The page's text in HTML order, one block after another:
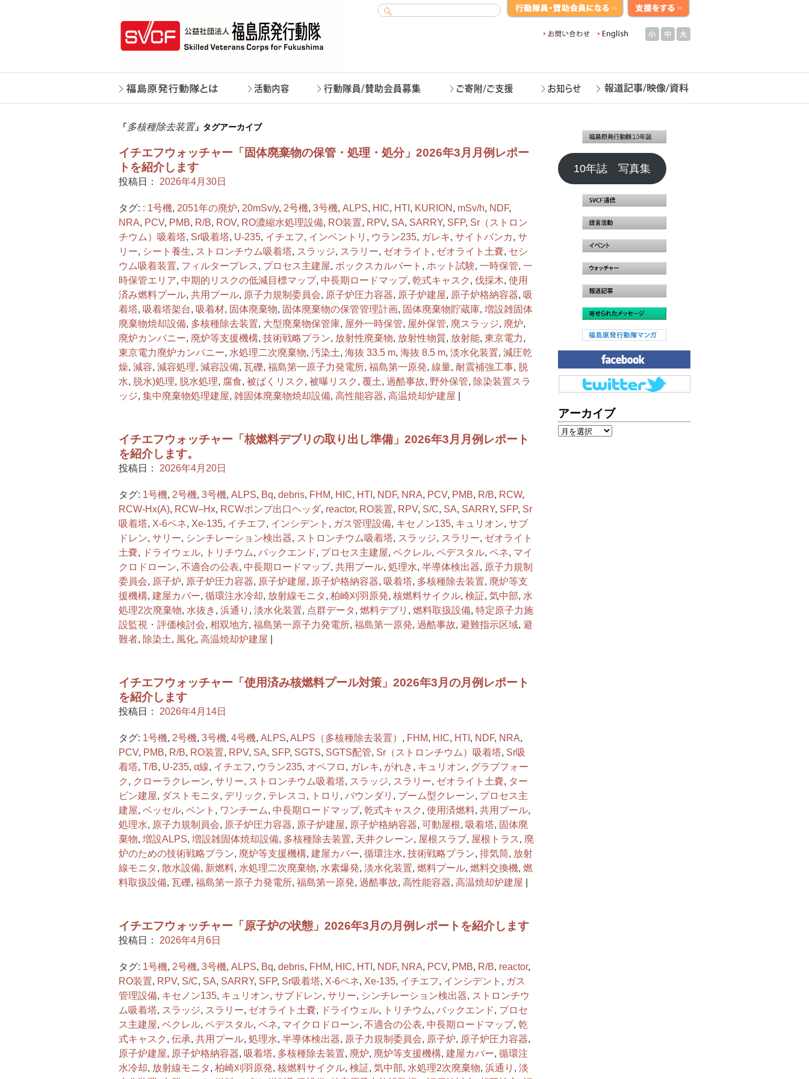
小 中 大
「多核種除去装置」タグアーカイブ
イチエフウォッチャー「固体廃棄物の保管・処理・処分」2026年3月月例レポー
トを紹介します
投稿日： 2026年4月30日
タグ: : 1号機, 2051年の廃炉, 20mSv/y, 2号機, 3号機, ALPS, HIC, HTI , KURION , mSv/h, NDF,
NRA, PCV, PMB, R/B, ROV, RO濃縮水処理設備, RO装置, RPV, SA, SARRY, SFP, Sr（ストロン
チウム）吸着塔, Sr吸着塔, U-235, イチエフ, インベントリ , ウラン235, ガレキ, サイトバンカ, サ
リー, シート養生, ストロンチウム吸着塔, スラッジ, スラリー, ゼオライト , ゼオライト土嚢, セシ
ウム吸着装置, フィルタープレス , プロセス主建屋, ボックスカルバート , ホット試験, 一時保管, 一
時保管エリア, 中期的リスクの低減目標マップ, 中長期ロードマップ, 乾式キャスク , 伐採木, 使用
済み燃料プール, 共用プール, 原子力規制委員会, 原子炉圧力容器, 原子炉建屋, 原子炉格納容器, 吸
着塔, 吸着塔架台, 吸着材, 固体廃棄物, 固体廃棄物の保管管理計画, 固体廃棄物貯蔵庫, 増設雑固体
廃棄物焼却設備, 多核種除去装置, 大型廃棄物保管庫, 屋外一時保管, 屋外保管, 廃スラッジ, 廃炉,
廃炉カンパニー, 廃炉等支援機構, 技術戦略プラン, 放射性廃棄物, 放射性物質, 放射能, 東京電力,
東京電力廃炉カンパニー, 水処理二次廃棄物, 汚染土, 海抜 33.5 m, 海抜 8.5 m, 淡水化装置, 減圧乾
燥, 減容, 減容処理, 減容設備, 瓦礫, 福島第一原子力発電所, 福島第一原発, 線量, 耐震補強工事, 脱
水, 脱水)処理, 脱水処理, 腐食, 被ばくリスク , 被曝リスク , 覆土, 過酷事故, 野外保管, 除染装置スラ
ッジ, 集中廃棄物処理建屋, 雑固体廃棄物焼却設備, 高性能容器, 高温焼却炉建屋
イチエフウォッチャー「核燃料デブリの取り出し準備」2026年3月月例レポート
を紹介します。
投稿日： 2026年4月20日
タグ: 1号機, 2号機, 3号機, ALPS, Bq, debris, FHM, HIC, HTI , NDF, NRA, PCV, PMB, R/B, RCW,
RCW-Hx(A), RCW–Hx, RCWポンプ出口ヘッダ, reactor, RO装置, RPV, S/C, SA, SARRY, SFP, Sr
吸着塔, X-6ペネ, Xe-135, イチエフ, インシデント , ガス管理設備, キセノン135, キュリオン, サブ
ドレン, サリー, シンチレーション検出器, ストロンチウム吸着塔, スラッジ, スラリー, ゼオライト
⼟嚢, ドライウェル, トリチウム, バックエンド, プロセス主建屋, ベクレル, ペデスタル, ペネ, マイ
クロドローン, 不適合の公表, 中長期ロードマップ, 共用プール, 処理水, 半導体検出器, 原子力規制
委員会, 原子炉, 原子炉圧力容器, 原子炉建屋, 原子炉格納容器, 吸着塔, 多核種除去装置, 廃炉等支
援機構, 建屋カバー, 循環注水冷却, 放射線モニタ , 柏崎刈羽原発, 核燃料サイクル, 検証, 気中部, 水
処理2次廃棄物, 水抜き , 浜通り , 淡水化装置, 点群データ , 燃料デブリ , 燃料取扱設備, 特定原子力施
設監視・評価検討会, 相双地方, 福島第一原子力発電所, 福島第一原発, 過酷事故, 避難指示区域, 避
難者, 除染土, 風化, 高温焼却炉建屋
イチエフウォッチャー「使用済み核燃料プール対策」2026年3月の月例レポート
を紹介します
投稿日： 2026年4月14日
タグ: 1号機, 2号機, 3号機, 4号機, ALPS, ALPS（多核種除去装置） , FHM, HIC, HTI , NDF, NRA,
PCV, PMB, R/B, RO装置, RPV, SA, SFP, SGTS, SGTS配管, Sr（ストロンチウム）吸着塔, Sr吸
着塔, T/B, U-235, α線, イチエフ, ウラン235, オペフロ , ガレキ, がれき , キュリオン, グラブフォー
ク , クローラクレーン, サリー, ストロンチウム吸着塔, スラッジ, スラリー, ゼオライト⼟嚢, ター
ビン建屋, ダストモニタ , デリック , テレスコ , トロリ , バウンダリ , ブーム型クレーン, プロセス主
建屋, ベッセル, ベント , ワンチーム, 中長期ロードマップ, 乾式キャスク , 使用済燃料, 共用プール,
処理水, 原子力規制員会, 原子炉圧力容器, 原子炉建屋, 原子炉格納容器, 可動屋根, 吸着塔, 固体廃
棄物, 増設ALPS, 増設雑固体焼却設備, 多核種除去装置, 天井クレーン, 屋根スラブ, 屋根トラス , 廃
炉のための技術戦略プラン, 廃炉等支援機構, 建屋カバー, 循環注水, 技術戦略プラン, 排気筒, 放射
線モニタ , 散水設備, 新燃料, 水処理二次廃棄物, 水素爆発, 淡水化装置, 燃料プール, 燃料交換機, 燃
料取扱設備, 瓦礫, 福島第一原子力発電所, 福島第一原発, 過酷事故, 高性能容器, 高温焼却炉建屋
イチエフウォッチャー「原子炉の状態」2026年3月の月例レポートを紹介します
投稿日： 2026年4月6日
タグ: 1号機, 2号機, 3号機, ALPS, Bq, debris, FHM, HIC, HTI , NDF, NRA, PCV, PMB, R/B, reactor,
RO装置, RPV, S/C, SA, SARRY, SFP, Sr吸着塔, X-6ペネ, Xe-135, イチエフ, インシデント , ガス
管理設備, キセノン135, キュリオン, サブドレン, サリー, シンチレーション検出器, ストロンチウ
ム吸着塔, スラッジ, スラリー, ゼオライト⼟嚢, ドライウェル, トリチウム, バックエンド, プロセ
ス主建屋, ベクレル, ペデスタル, ペネ, マイクロドローン, 不適合の公表, 中長期ロードマップ, 乾
式キャスク , 伝承, 共用プール, 処理水, 半導体検出器, 原子力規制委員会, 原子炉, 原子炉圧力容器,
原子炉建屋, 原子炉格納容器, 吸着塔, 多核種除去装置, 廃炉, 廃炉等支援機構, 建屋カバー, 循環注
水冷却, 放射線モニタ , 柏崎刈羽原発, 核燃料サイクル, 検証, 気中部, 水処理2次廃棄物, 浜通り , 淡
10年誌 写真集
アーカイブ
ア